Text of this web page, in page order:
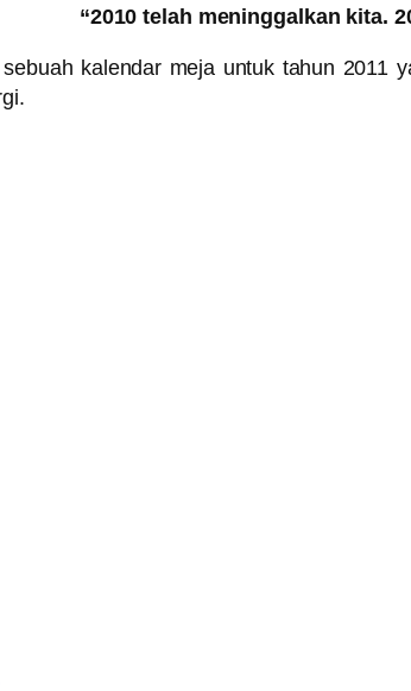
“2010 telah meninggalkan kita.
kalendar meja untuk tahun 2011